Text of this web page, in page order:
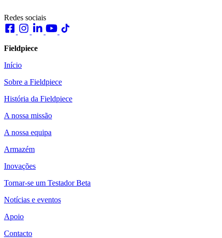
Redes sociais
Fieldpiece
Início
Sobre a Fieldpiece
História da Fieldpiece
A nossa missão
A nossa equipa
Armazém
Inovações
Tornar-se um Testador Beta
Notícias e eventos
Apoio
Contacto